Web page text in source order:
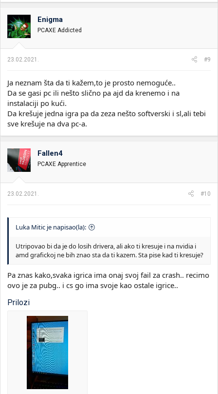
Enigma
PCAXE Addicted
23.02.2021. #9
Ja neznam šta da ti kažem,to je prosto nemoguće..
Da se gasi pc ili nešto slično pa ajd da krenemo i na
instalaciji po kući.
Da krešuje jedna igra pa da zeza nešto softverski i sl,ali tebi
sve krešuje na dva pc-a.
Fallen4
PCAXE Apprentice
23.02.2021. #10
Luka Mitic je napisao(la):
Utripovao bi da je do losih drivera, ali ako ti kresuje i na nvidia i
amd grafickoj ne bih znao sta da ti kazem. Sta pise kad ti kresuje?
Pa znas kako,svaka igrica ima onaj svoj fail za crash.. recimo
ovo je za pubg.. i cs go ima svoje kao ostale igrice..
Prilozi